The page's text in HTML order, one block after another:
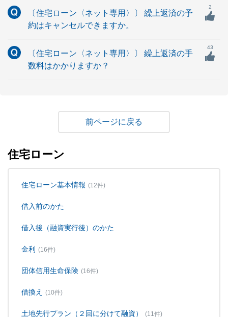
〔住宅ローン〈ネット専用〉〕 繰上返済の予
約はキャンセルできますか。
2
〔住宅ローン〈ネット専用〉〕 繰上返済の手
数料はかかりますか？
43
戻る
住宅ローン
住宅ローン基本情報 (12件)
借入前のかた
借入後（融資実行後）のかた
金利 (16件)
団体信用生命保険 (16件)
借換え (10件)
土地先行プラン（２回に分けて融資） (11件)